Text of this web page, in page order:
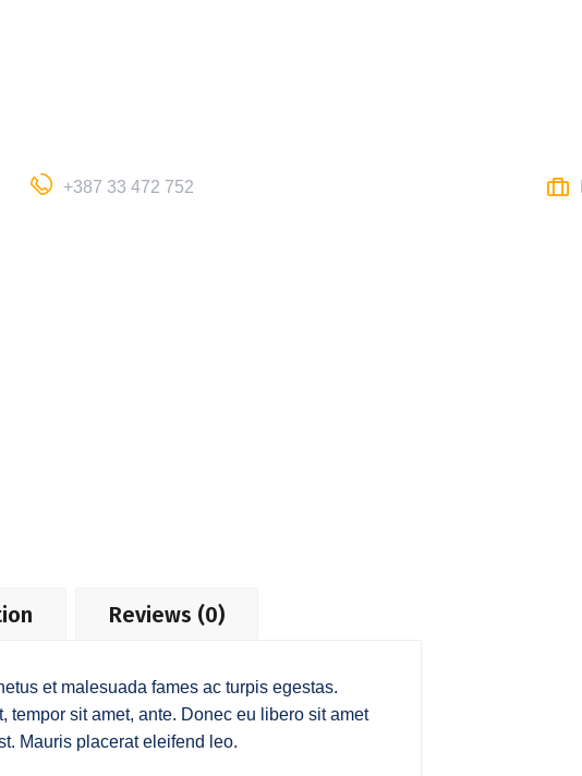
+387 33 472 752
Reviews (0)
et malesuada fames ac turpis egestas.
tempor sit amet, ante. Donec eu libero sit amet
Mauris placerat eleifend leo.